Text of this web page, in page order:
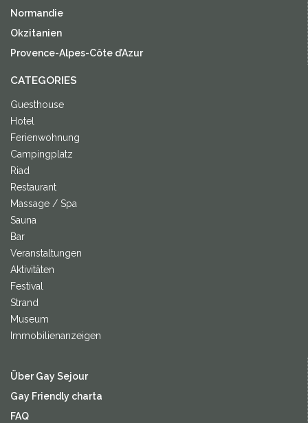
Normandie
Okzitanien
Provence-Alpes-Côte d’Azur
CATEGORIES
Guesthouse
Hotel
Ferienwohnung
Campingplatz
Riad
Restaurant
Massage / Spa
Sauna
Bar
Veranstaltungen
Aktivitäten
Festival
Strand
Museum
Immobilienanzeigen
Über Gay Sejour
Gay Friendly charta
FAQ